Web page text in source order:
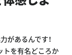
があるんです！
トを有名どころか